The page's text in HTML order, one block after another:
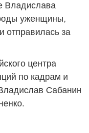
Владислава
уженщины,
отправилась за
центра
по кадрам и
Сабанин